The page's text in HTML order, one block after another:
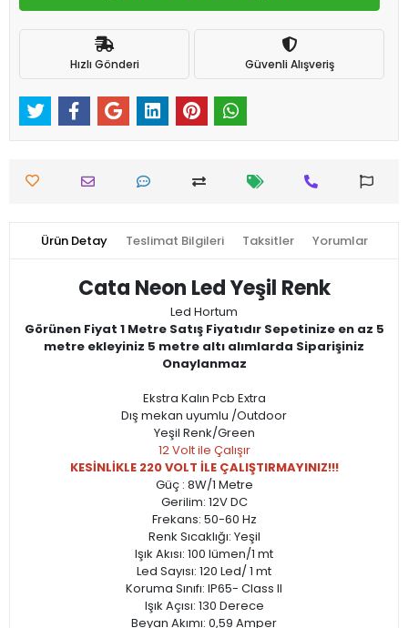
Hızlı Gönderi Güvenli Alışveriş
Ürün Detay Teslimat Bilgileri Taksitler Yorumlar
Cata Neon Led Yeşil Renk
Led Hortum
Görünen Fiyat 1 Metre Satış Fiyatıdır Sepetinize en az 5
metre ekleyiniz 5 metre altı alımlarda Siparişiniz
Onaylanmaz
Ekstra Kalın Pcb Extra
Dış mekan uyumlu /Outdoor
Yeşil Renk/Green
12 Volt ile Çalışır
KESİNLİKLE 220 VOLT İLE ÇALIŞTIRMAYINIZ!!!
Güç : 8W/1 Metre
Gerilim: 12V DC
Frekans: 50-60 Hz
Renk Sıcaklığı: Yeşil
Işık Akısı: 100 lümen/1 mt
Led Sayısı: 120 Led/ 1 mt
Koruma Sınıfı: IP65- Class II
Işık Açısı: 130 Derece
Beyan Akımı: 0,59 Amper